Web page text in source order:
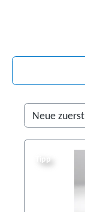
Tipp